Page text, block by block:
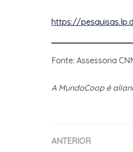
https://
Fonte: Assessoria
A MundoCoop é
ANTERIOR